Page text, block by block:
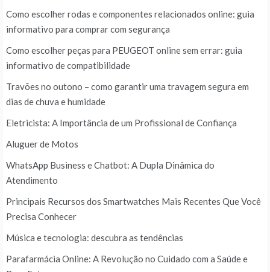
Como escolher rodas e componentes relacionados online: guia
informativo para comprar com segurança
Como escolher peças para PEUGEOT online sem errar: guia
informativo de compatibilidade
Travões no outono – como garantir uma travagem segura em
dias de chuva e humidade
Eletricista: A Importância de um Profissional de Confiança
Aluguer de Motos
WhatsApp Business e Chatbot: A Dupla Dinâmica do
Atendimento
Principais Recursos dos Smartwatches Mais Recentes Que Você
Precisa Conhecer
Música e tecnologia: descubra as tendências
Parafarmácia Online: A Revolução no Cuidado com a Saúde e